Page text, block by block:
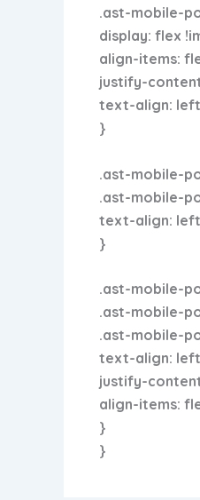
.ast-mobile-
display: flex
align-items:
justify-
text-align:
}
.ast-mobile-
.ast-mobile-
text-align:
}
.ast-mobile-
.ast-mobile-
.ast-mobile-
text-align:
justify-
align-items:
}
}